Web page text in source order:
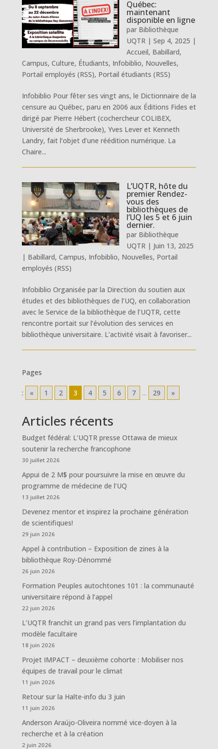
Québec:
maintenant
disponible en ligne
par Bibliothèque
UQTR| Sep 4, 2025 |
Accueil, Babillard,
Campus, Culture, Étudiants, Infobiblio, Nouvelles,
Portail employés (RSS), Portail étudiants (RSS)
Infobiblio Pour fêter ses vingt ans, le Dictionnaire de la
censure au Québec, paru en 2006 aux Éditions Fides et
dirigé par Pierre Hébert (cochercheur COLIBEX,
Université de Sherbrooke), Yves Lever et Kenneth
Landry, fait l’objet d’une réédition numérique. La
Chaire...
L’UQTR, hôte du
premier Rendez-
vous des
bibliothèques de
l’UQ les 5 et 6 juin
dernier.
par Bibliothèque
UQTR| Juin 13, 2025
| Babillard, Campus, Infobiblio, Nouvelles, Portail
employés (RSS)
Infobiblio Organisée par la Direction du soutien aux
études et des bibliothèques de l’UQ, en collaboration
avec le Service de la bibliothèque de l’UQTR, cette
rencontre portait sur l’évolution des services en
bibliothèque universitaire. L’activité visait à favoriser...
Pages
: « 1 2 3 4 5 6 7 ... 29 »
Articles récents
Budget fédéral: L’UQTR presse Ottawa de mieux
soutenir la recherche francophone
30 juillet 2026
Appui de 2 M$ pour poursuivre la mise en œuvre du
programme de médecine de l’UQ
13 juillet 2026
Devenez mentor et inspirez la prochaine génération
de scientifiques!
29 juin 2026
Appel à contribution – Exposition de zines à la
bibliothèque Roy-Dénommé
26 juin 2026
Formation Peuples autochtones 101 : la communauté
universitaire répond à l’appel
22 juin 2026
L’UQTR franchit un grand pas vers l’implantation du
modèle facultaire
18 juin 2026
Projet IMPACT – deuxième cohorte : Mobiliser nos
équipes de travail pour le climat
11 juin 2026
Retour sur la Halte-info du 3 juin
11 juin 2026
Anderson Araújo-Oliveira nommé vice-doyen à la
recherche et à la création
2 juin 2026